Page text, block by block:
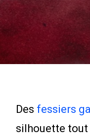
Des fessiers
silhouette tout